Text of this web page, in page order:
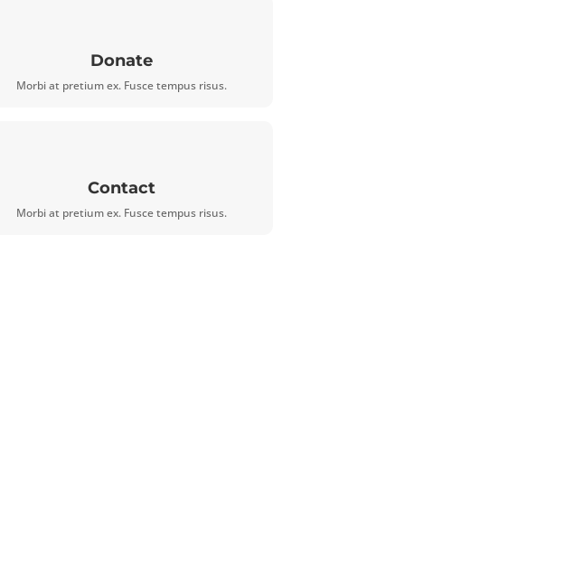
Donate
Morbi at pretium ex. Fusce tempus risus.
Contact
Morbi at pretium ex. Fusce tempus risus.